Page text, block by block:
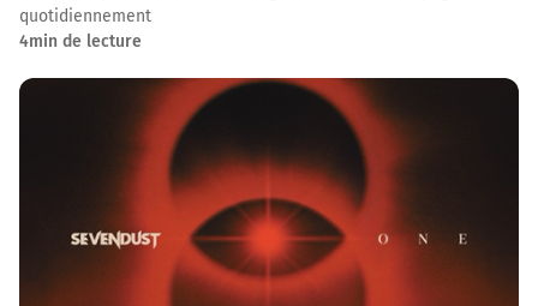
quotidiennement
4min de lecture